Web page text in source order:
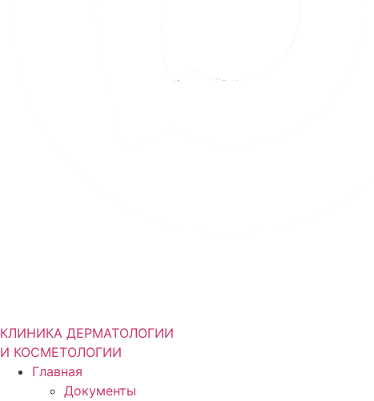
КЛИНИКА ДЕРМАТОЛОГИИ
И КОСМЕТОЛОГИИ
Главная
Документы